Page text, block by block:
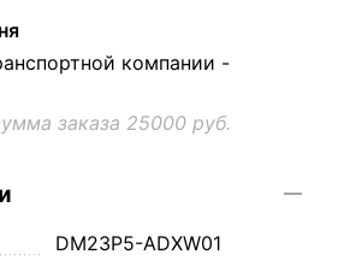
компании -
заказа 25000 руб.
DM23P5-ADXW01